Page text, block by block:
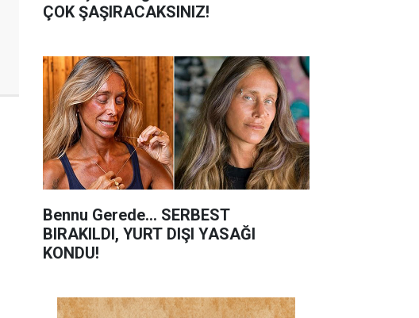
ÇOK ŞAŞIRACAKSINIZ!
Bennu Gerede... SERBEST
BIRAKILDI, YURT DIŞI YASAĞI
KONDU!